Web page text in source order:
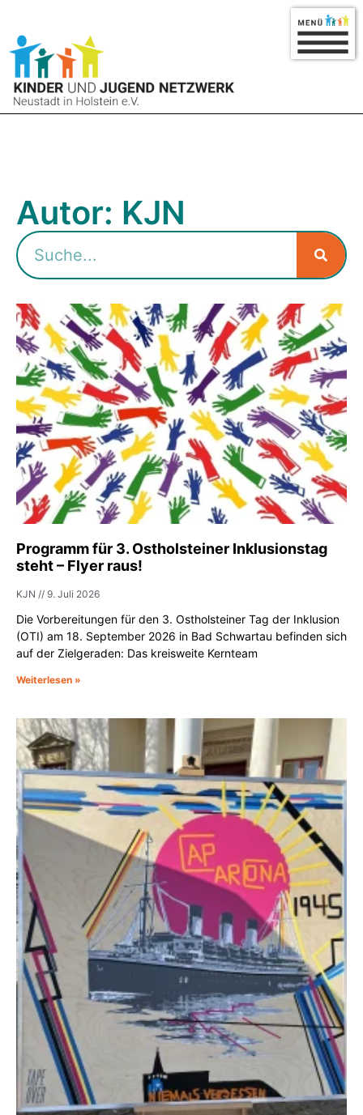
Autor: KJN
Programm für 3. Ostholsteiner Inklusionstag
steht – Flyer raus!
KJN 9. Juli 2026
Die Vorbereitungen für den 3. Ostholsteiner Tag der Inklusion
(OTI) am 18. September 2026 in Bad Schwartau befinden sich
auf der Zielgeraden: Das kreisweite Kernteam
Weiterlesen »